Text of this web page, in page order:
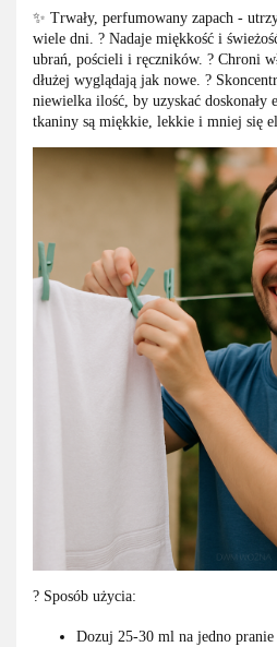
✨ Trwały, perfumowany zapach -
wiele dni. ? Nadaje miękkość i
ubrań, pościeli i ręczników. ? Chroni
dłużej wyglądają jak nowe. ?
niewielka ilość, by uzyskać doskonały
tkaniny są miękkie, lekkie i mniej się
? Sposób użycia:
Dozuj 25-30 ml na jedno